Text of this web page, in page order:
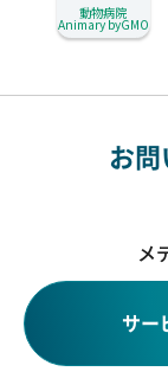
動物病院
Animary byGMO
お問
メ
サー